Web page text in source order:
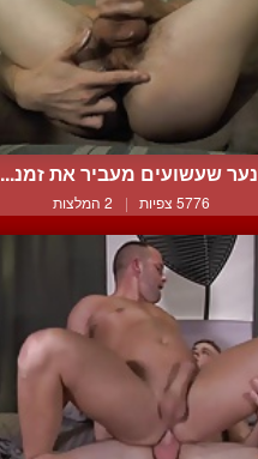
נער שעשועים מעביר את זמנ...
5776 צפיות | 2 המלצות